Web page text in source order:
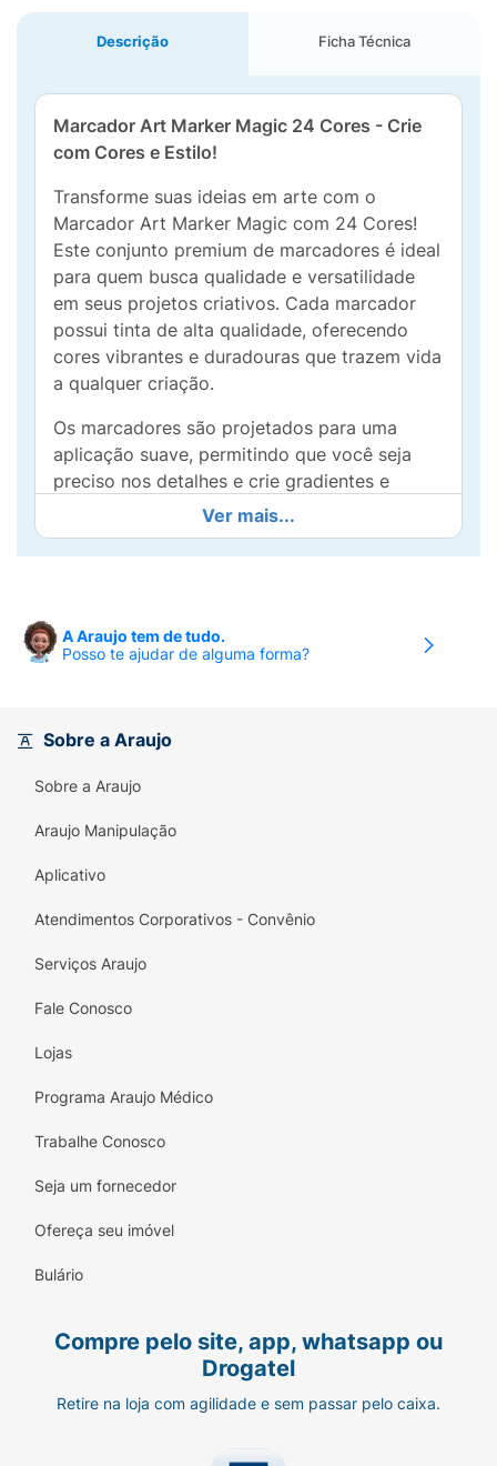
Descrição Ficha Técnica
Marcador Art Marker Magic 24 Cores - Crie
com Cores e Estilo!
Transforme suas ideias em arte com o
Marcador Art Marker Magic com 24 Cores!
Este conjunto premium de marcadores é ideal
para quem busca qualidade e versatilidade
em seus projetos criativos. Cada marcador
possui tinta de alta qualidade, oferecendo
cores vibrantes e duradouras que trazem vida
a qualquer criação.
Os marcadores são projetados para uma
aplicação suave, permitindo que você seja
preciso nos detalhes e crie gradientes e
sombreados de maneira fácil e eficiente.
Perfeitos para desenhar, colorir, esboçar ou
até mesmo para trabalhos em papel, eles são
Cada conjunto contém 24 cores variadas,
design ergonômico dos marcadores facilita o
longos períodos de uso.
Não importa se você está criando ilustrações,
designs gráficos ou simplesmente se
Art Marker Magic são a escolha ideal para all
crie obras-primas com este conjunto incrível!
Ver mais...
A Araujo tem de tudo.
Posso te ajudar de alguma forma?
Sobre a Araujo
Sobre a Araujo
Araujo Manipulação
Aplicativo
Atendimentos Corporativos - Convênio
Serviços Araujo
Fale Conosco
Lojas
Programa Araujo Médico
Trabalhe Conosco
Seja um fornecedor
Ofereça seu imóvel
Bulário
Compre pelo site, app, whatsapp ou
Drogatel
Retire na loja com agilidade e sem passar pelo caixa.